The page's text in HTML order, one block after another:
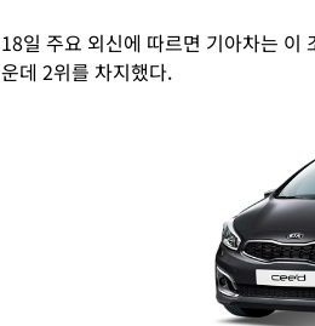
18일 주요 외신에 따르면 기아차는 이
운데 2위를 차지했다.